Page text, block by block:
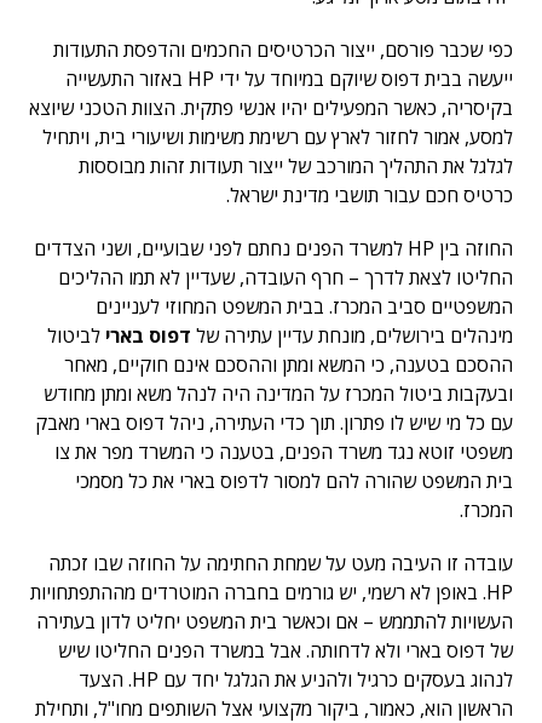
כפי שכבר פורסם, ייצור הכרטיסים החכמים והדפסת התעודות
ייעשה בבית דפוס שיוקם במיוחד על ידי HP באזור התעשייה
בקיסריה, כאשר המפעילים יהיו אנשי פתקית. הצוות הטכני שיוצא
למסע, אמור לחזור לארץ עם רשימת משימות ושיעורי בית, ויתחיל
לגלגל את התהליך המורכב של ייצור תעודות זהות מבוססות
כרטיס חכם עבור תושבי מדינת ישראל.
החוזה בין HP למשרד הפנים נחתם לפני שבועיים, ושני הצדדים
החליטו לצאת לדרך – חרף העובדה, שעדיין לא תמו ההליכים
המשפטיים סביב המכרז. בבית המשפט המחוזי לעניינים
מינהלים בירושלים, מונחת עדיין עתירה של דפוס בארי לביטול
ההסכם בטענה, כי המשא ומתן וההסכם אינם חוקיים, מאחר
ובעקבות ביטול המכרז על המדינה היה לנהל משא ומתן מחודש
עם כל מי שיש לו פתרון. תוך כדי העתירה, ניהל דפוס בארי מאבק
משפטי זוטא נגד משרד הפנים, בטענה כי המשרד מפר את צו
בית המשפט שהורה להם למסור לדפוס בארי את כל מסמכי
המכרז.
עובדה זו העיבה מעט על שמחת החתימה על החוזה שבו זכתה
HP. באופן לא רשמי, יש גורמים בחברה המוטרדים מההתפתחויות
העשויות להתממש – אם וכאשר בית המשפט יחליט לדון בעתירה
של דפוס בארי ולא לדחותה. אבל במשרד הפנים החליטו שיש
לנהוג בעסקים כרגיל ולהניע את הגלגל יחד עם HP. הצעד
הראשון הוא, כאמור, ביקור מקצועי אצל השותפים מחו"ל, ותחילת